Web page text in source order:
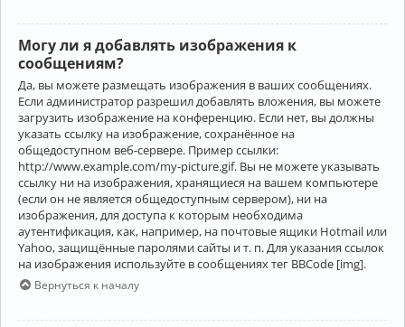
Могу ли я добавлять изображения к
сообщениям?
Да, вы можете размещать изображения в ваших сообщениях.
Если администратор разрешил добавлять вложения, вы можете
загрузить изображение на конференцию. Если нет, вы должны
указать ссылку на изображение, сохранённое на
общедоступном веб-сервере. Пример ссылки:
http://www.example.com/my-picture.gif. Вы не можете указывать
ссылку ни на изображения, хранящиеся на вашем компьютере
(если он не является общедоступным сервером), ни на
изображения, для доступа к которым необходима
аутентификация, как, например, на почтовые ящики Hotmail или
Yahoo, защищённые паролями сайты и т. п. Для указания ссылок
на изображения используйте в сообщениях тег BBCode [img].
Вернуться к началу